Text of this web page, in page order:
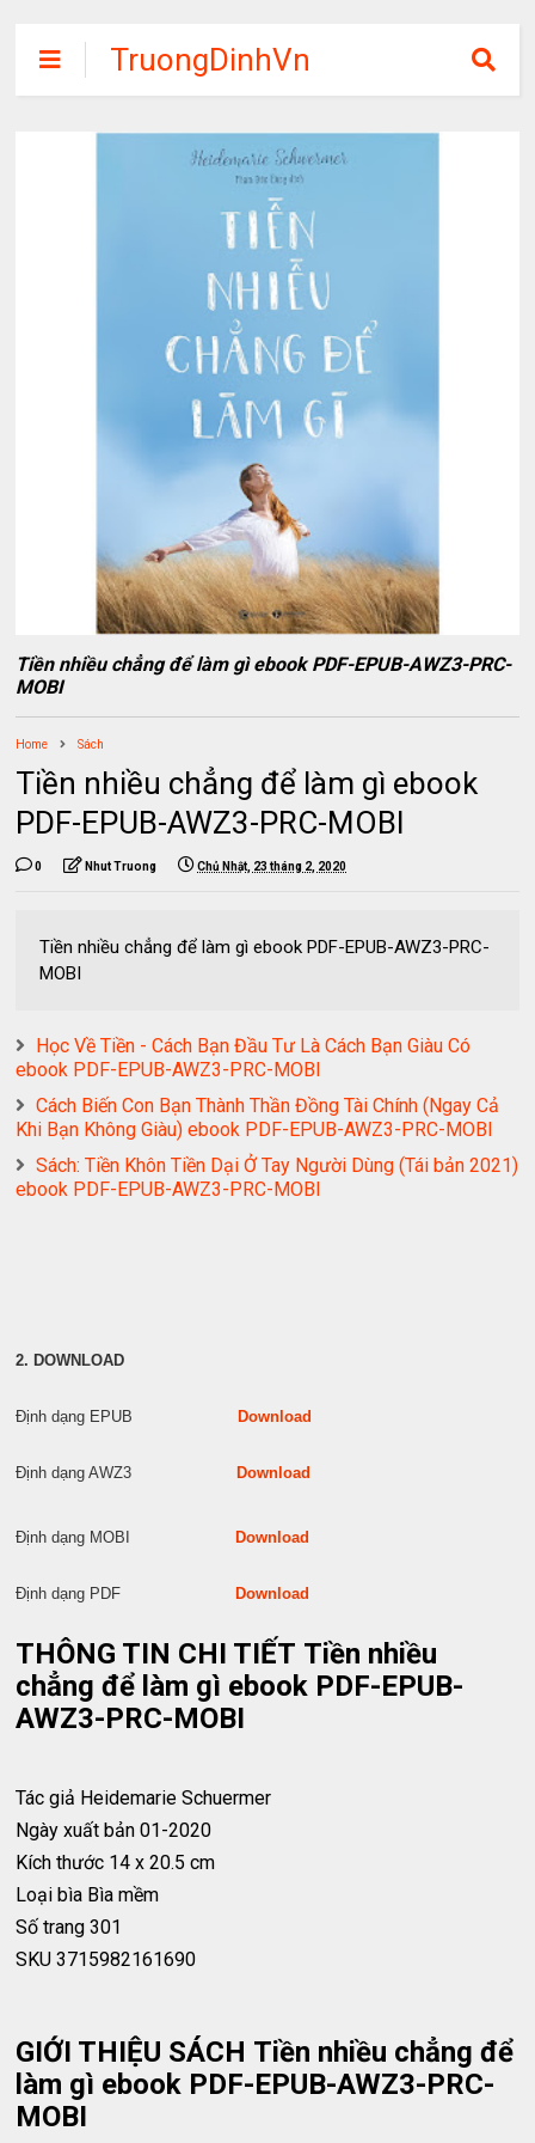
TruongDinhVn
Chia sẽ ebook,
các khóa học,
phần mềm học
tập miễn phí
Tiền nhiều chẳng để làm gì ebook PDF-EPUB-AWZ3-PRC-
MOBI
Home Sách
Tiền nhiều chẳng để làm gì ebook
PDF-EPUB-AWZ3-PRC-MOBI
0 Nhut Truong Chủ Nhật, 23 tháng 2, 2020
Tiền nhiều chẳng để làm gì ebook PDF-EPUB-AWZ3-PRC-
MOBI
Học Về Tiền - Cách Bạn Đầu Tư Là Cách Bạn Giàu Có
ebook PDF-EPUB-AWZ3-PRC-MOBI
Cách Biến Con Bạn Thành Thần Đồng Tài Chính (Ngay Cả
Khi Bạn Không Giàu) ebook PDF-EPUB-AWZ3-PRC-MOBI
Sách: Tiền Khôn Tiền Dại Ở Tay Người Dùng (Tái bản 2021)
ebook PDF-EPUB-AWZ3-PRC-MOBI
2. DOWNLOAD
Định dạng EPUB Download
Định dạng AWZ3 Download
Định dạng MOBI Download
Định dạng PDF Download
THÔNG TIN CHI TIẾT Tiền nhiều
chẳng để làm gì ebook PDF-EPUB-
AWZ3-PRC-MOBI
Tác giả Heidemarie Schuermer
Ngày xuất bản 01-2020
Kích thước 14 x 20.5 cm
Loại bìa Bìa mềm
Số trang 301
SKU 3715982161690
GIỚI THIỆU SÁCH Tiền nhiều chẳng để
làm gì ebook PDF-EPUB-AWZ3-PRC-
MOBI